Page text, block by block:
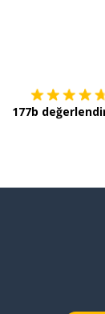
177b